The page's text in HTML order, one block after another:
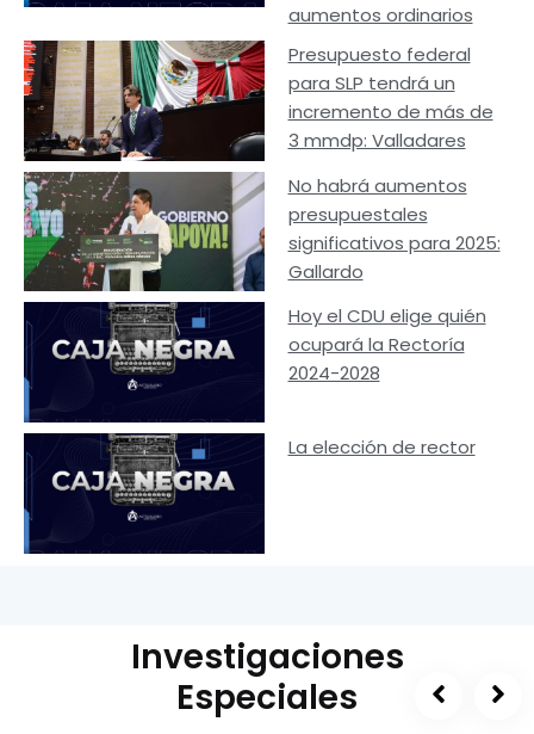
aumentos ordinarios
Presupuesto federal
para SLP tendrá un
incremento de más de
3 mmdp: Valladares
No habrá aumentos
presupuestales
significativos para 2025:
Gallardo
Hoy el CDU elige quién
ocupará la Rectoría
2024-2028
La elección de rector
Investigaciones
Especiales